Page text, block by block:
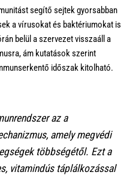
segítő sejtek gyorsabban
a vírusokat és baktériumokat is
belül a szervezet visszaáll a
ám kutatások szerint
időszak kitolható.
az a
amely megvédi
többségétől. Ezt a
vitamindús táplálkozással